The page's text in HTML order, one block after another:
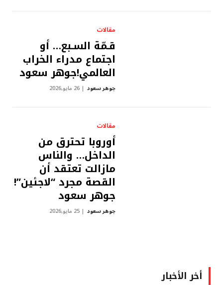
مقالات
قـمّة السـبع… أو
اجتماع مدراء الخراب
العالمي!جوهر سعود
جوهر سعود 26 مايو,2026
مقالات
أوروبا تحترق من
الداخل… والناس
مازالت تعتقد أن
القصة مجرد “لاجئين”!
جوهر سعود
جوهر سعود 25 مايو,2026
أخر الأخبار